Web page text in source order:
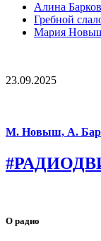
Алина
Гребной
Мария
23.09.2025
М. Новыш, А.
О радио